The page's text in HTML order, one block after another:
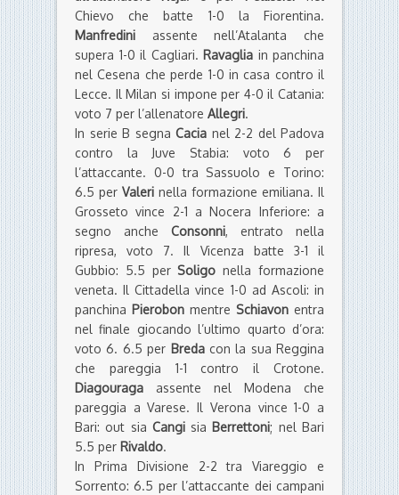
Chievo che batte 1-0 la Fiorentina.
Manfredini assente nell’Atalanta che
supera 1-0 il Cagliari. Ravaglia in panchina
nel Cesena che perde 1-0 in casa contro il
Lecce. Il Milan si impone per 4-0 il Catania:
voto 7 per l’allenatore Allegri.
In serie B segna Cacia nel 2-2 del Padova
contro la Juve Stabia: voto 6 per
l’attaccante. 0-0 tra Sassuolo e Torino:
6.5 per Valeri nella formazione emiliana. Il
Grosseto vince 2-1 a Nocera Inferiore: a
segno anche Consonni, entrato nella
ripresa, voto 7. Il Vicenza batte 3-1 il
Gubbio: 5.5 perSoligo nella formazione
veneta. Il Cittadella vince 1-0 ad Ascoli: in
panchina Pierobon mentre Schiavon entra
nel finale giocando l’ultimo quarto d’ora:
voto 6. 6.5 per Bredacon la sua Reggina
che pareggia 1-1 contro il Crotone.
Diagouraga assente nel Modena che
pareggia a Varese. Il Verona vince 1-0 a
Bari: out sia Cangisia Berrettoni; nel Bari
5.5 per Rivaldo.
In Prima Divisione 2-2 tra Viareggio e
Sorrento: 6.5 per l’attaccante dei campani